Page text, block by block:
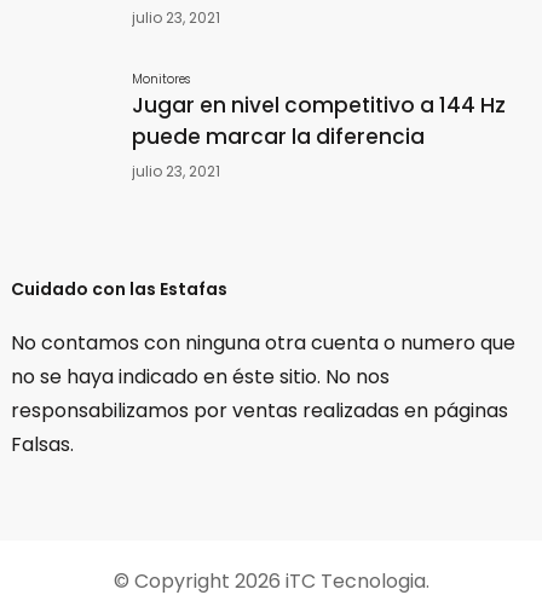
julio 23, 2021
Monitores
Jugar en nivel competitivo a 144 Hz
puede marcar la diferencia
julio 23, 2021
Cuidado con las Estafas
No contamos con ninguna otra cuenta o numero que
no se haya indicado en éste sitio. No nos
responsabilizamos por ventas realizadas en páginas
Falsas.
© Copyright 2026 iTC Tecnologia.